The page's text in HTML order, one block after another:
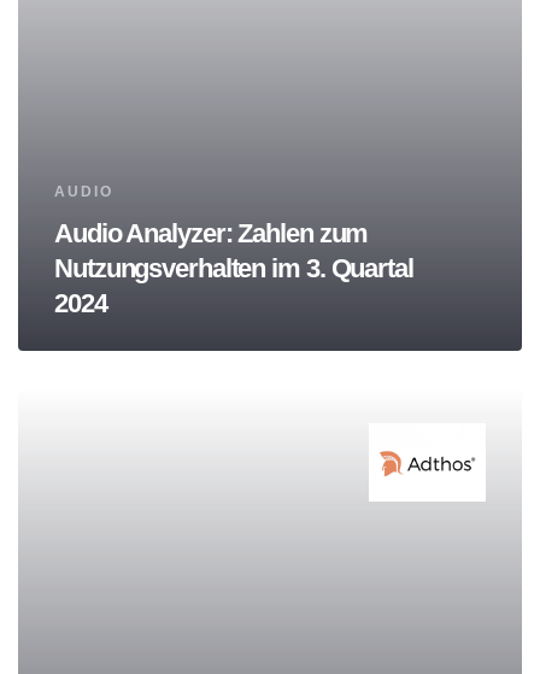
Tags
AUDIO
Audio Analyzer: Zahlen zum
Nutzungsverhalten im 3. Quartal
2024